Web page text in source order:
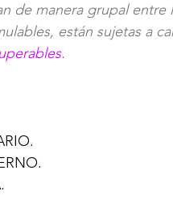
de manera grupal
están sujetas a